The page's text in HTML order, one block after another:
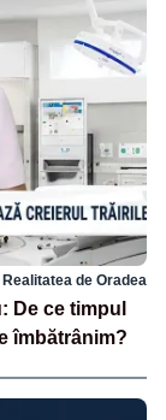
Realitatea de Oradea
De ce timpul
îmbătrânim?